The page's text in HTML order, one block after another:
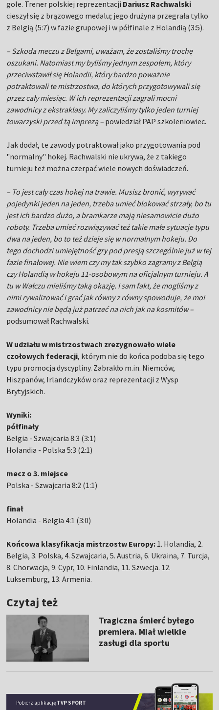
gole. Trener polskiej reprezentacji Dariusz Rachwalski
cieszył się z brązowego medalu; jego drużyna przegrała tylko
z Belgią (5:7) w fazie grupowej i w półfinale z Holandią (3:5).
– Szkoda meczu z Belgami, uważam, że zostaliśmy trochę
oszukani. Natomiast my byliśmy jednym zespołem, który
przeciwstawił się Holandii, który bardzo poważnie
potraktowali te mistrzostwa, do których przygotowywali się
przez cały miesiąc. W ich reprezentacji zagrali mocni
zawodnicy z ekstraklasy. My zaliczyliśmy tylko jeden turniej
towarzyski przed tą imprezą – powiedział PAP szkoleniowiec.
Jak dodał, te zawody potraktował jako przygotowania pod
"normalny" hokej. Rachwalski nie ukrywa, że z takiego
turnieju też można czerpać wiele nowych doświadczeń.
– To jest cały czas hokej na trawie. Musisz bronić, wyrywać
pojedynki jeden na jeden, trzeba umieć blokować strzały, bo tu
jest ich bardzo dużo, a bramkarze mają niesamowicie dużo
roboty. Trzeba umieć rozwiązywać też takie małe sytuacje typu
dwa na jeden, bo to też dzieje się w normalnym hokeju. Do
tego dochodzi umiejętność gry pod presją szczególnie już w tej
fazie finałowej. Nie wiem czy my tak szybko zagramy z Belgią
czy Holandią w hokeju 11-osobowym na oficjalnym turnieju. A
tu w Wałczu mieliśmy taką okazję. I sam fakt, że mogliśmy z
nimi rywalizować i grać jak równy z równy spowoduje, że moi
zawodnicy nie będą już patrzeć na nich jak na kosmitów –
podsumował Rachwalski.
W udziału w mistrzostwach zrezygnowało wiele
czołowych federacji, którym nie do końca podoba się tego
typu promocja dyscypliny. Zabrakło m.in. Niemców,
Hiszpanów, Irlandczyków oraz reprezentacji z Wysp
Brytyjskich.
Wyniki:
półfinały
Belgia - Szwajcaria 8:3 (3:1)
Holandia - Polska 5:3 (2:1)
mecz o 3. miejsce
Polska - Szwajcaria 8:2 (1:1)
finał
Holandia - Belgia 4:1 (3:0)
Końcowa klasyfikacja mistrzostw Europy: 1. Holandia, 2.
Belgia, 3. Polska, 4. Szwajcaria, 5. Austria, 6. Ukraina, 7. Turcja,
8. Chorwacja, 9. Cypr, 10. Finlandia, 11. Szwecja. 12.
Luksemburg, 13. Armenia.
Czytaj też
Tragiczna śmierć byłego
premiera. Miał wielkie
zasługi dla sportu
Pobierz aplikację TVP SPORT